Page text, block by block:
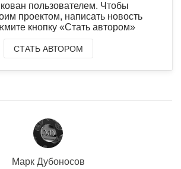
пользователем. Чтобы
проектом, написать новость
кнопку «Стать автором»
СТАТЬ АВТОРОМ
Марк Дубоносов